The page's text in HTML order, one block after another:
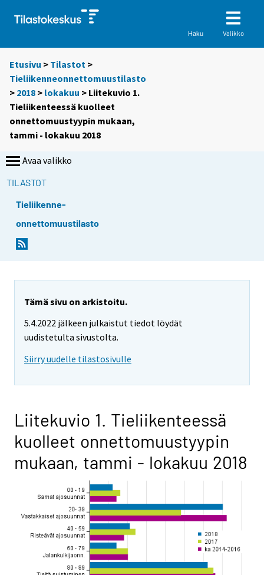
Haku Valikko
Etusivu > Tilastot >
Tieliikenneonnettomuustilasto
> 2018 > lokakuu > Liitekuvio 1.
Tieliikenteessä kuolleet
onnettomuustyypin mukaan,
tammi - lokakuu 2018
Avaa valikko
TILASTOT
Tieliikenne-
onnettomuustilasto
Tämä sivu on arkistoitu.
5.4.2022 jälkeen julkaistut tiedot löydät
uudistetulta sivustolta.
Siirry uudelle tilastosivulle
Liitekuvio 1. Tieliikenteessä
kuolleet onnettomuustyypin
mukaan, tammi - lokakuu 2018